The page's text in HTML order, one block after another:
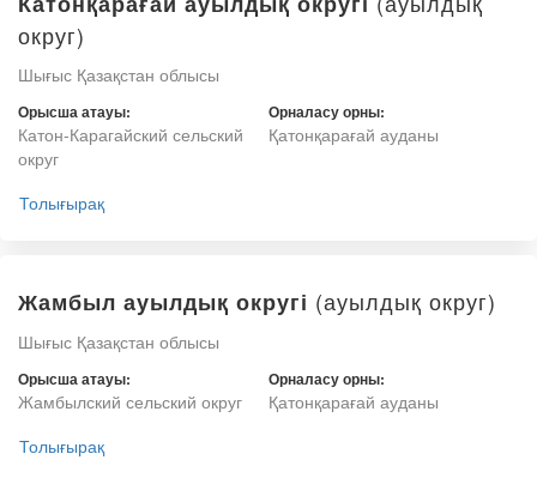
округ)
Шығыс Қазақстан облысы
Орысша атауы:
Катон-Карагайский сельский
округ
Орналасу орны:
Қатонқарағай ауданы
Толығырақ
Жамбыл ауылдық округі (ауылдық округ)
Шығыс Қазақстан облысы
Орысша атауы:
Жамбылский сельский округ
Орналасу орны:
Қатонқарағай ауданы
Толығырақ